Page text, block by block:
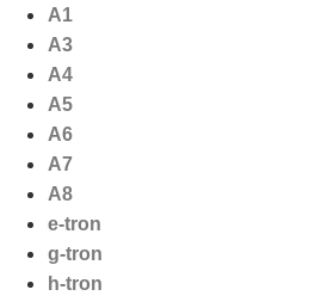
naar
inhoud
A1
A3
A4
A5
A6
A7
A8
e-tron
g-tron
h-tron